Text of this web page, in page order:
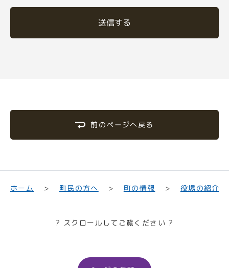
送信する
前のページへ戻る
ホーム 町民の方へ 町の情報 役場の紹介
? スクロールしてご覧ください ?